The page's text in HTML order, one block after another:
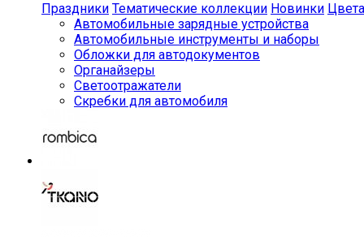
Праздники Тематические коллекции Новинки Цвета
Автомобильные зарядные устройства
Автомобильные инструменты и наборы
Обложки для автодокументов
Органайзеры
Светоотражатели
Скребки для автомобиля